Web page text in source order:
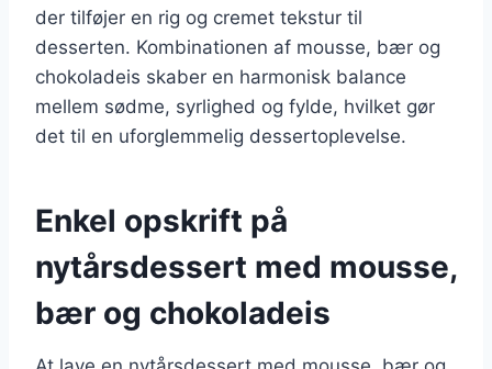
der tilføjer en rig og cremet tekstur til
desserten. Kombinationen af mousse, bær og
chokoladeis skaber en harmonisk balance
mellem sødme, syrlighed og fylde, hvilket gør
det til en uforglemmelig dessertoplevelse.
Enkel opskrift på
nytårsdessert med mousse,
bær og chokoladeis